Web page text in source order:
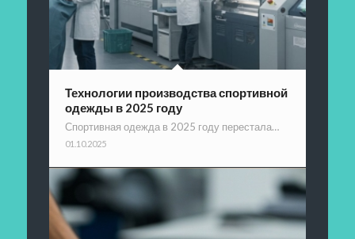
Технологии производства спортивной
одежды в 2025 году
Спортивная одежда в 2025 году перестала…
01.10.2025